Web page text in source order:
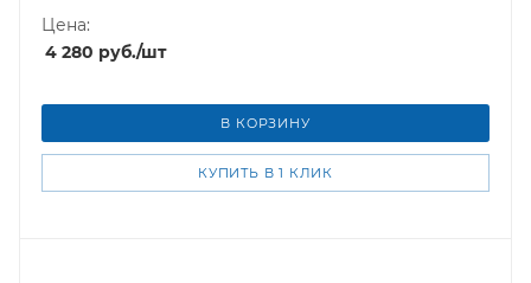
Цена:
4 280 руб./шт
В КОРЗИНУ
КУПИТЬ В 1 КЛИК